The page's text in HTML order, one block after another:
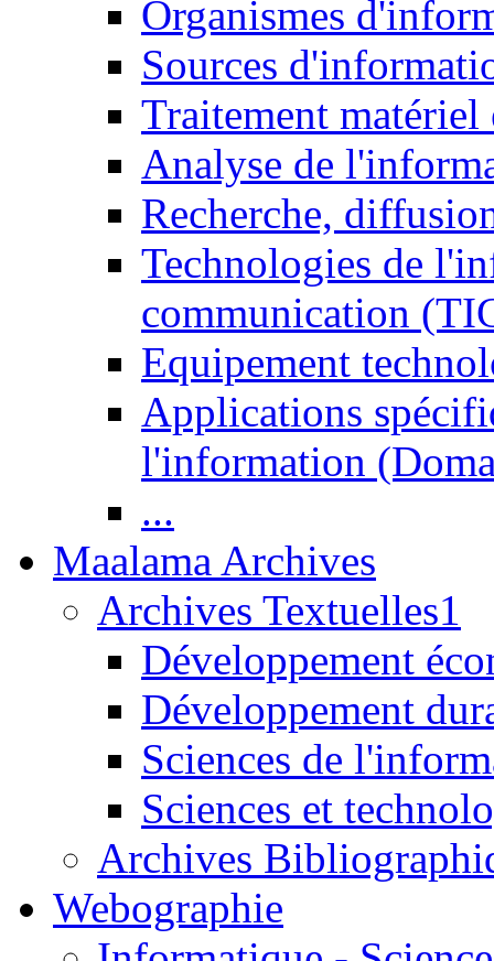
Organismes
Sources
Traitement matériel
Analyse de
Recherche,
Technologies de
communication
Equipement
Applications
l'information
...
Maalama Archives
Archives Textuelles1
Développement
Développement
Sciences de
Sciences et
Archives
Webographie